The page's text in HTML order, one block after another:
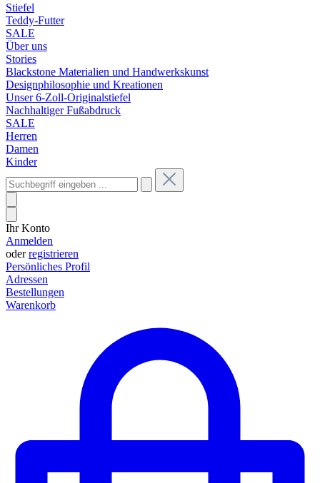
Stiefel
Teddy-Futter
SALE
Über uns
Stories
Blackstone Materialien und Handwerkskunst
Designphilosophie und Kreationen
Unser 6-Zoll-Originalstiefel
Nachhaltiger Fußabdruck
SALE
Herren
Damen
Kinder
Ihr Konto
Anmelden
oderregistrieren
Persönliches Profil
Adressen
Bestellungen
Warenkorb